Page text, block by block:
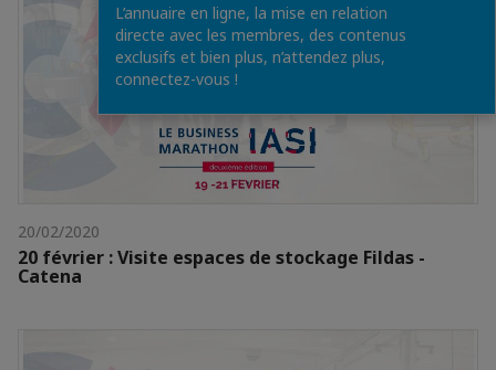
20/02/2020
20 février : Visite espaces de stockage Fildas -
Catena
L’annuaire en ligne, la mise en relation
directe avec les membres, des contenus
exclusifs et bien plus, n’attendez plus,
connectez-vous !